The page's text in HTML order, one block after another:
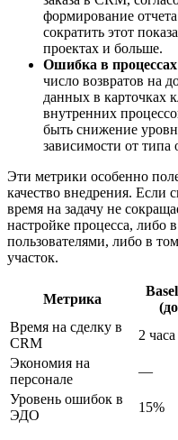
формирование
сократить этот
проектах и больше.
Ошибка в процессах
число возвратов на
данных в карточках
внутренних
быть снижение
зависимости от типа
Эти метрики особенно
качество внедрения. Если
время на задачу не
настройке процесса, либо
пользователями, либо в
участок.
Метрика
Время на сделку в
CRM
2 часа
Экономия на
персонале
—
Уровень ошибок в
ЭДО
15%